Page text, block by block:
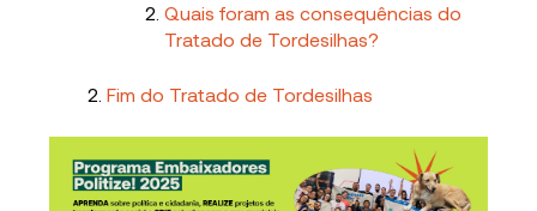
Quais foram as consequências do
Tratado de Tordesilhas?
Fim do Tratado de Tordesilhas